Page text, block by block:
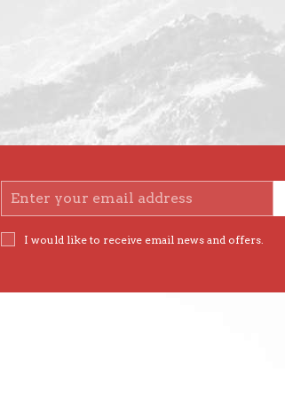
Email
Address
I would like to receive email news and offers.